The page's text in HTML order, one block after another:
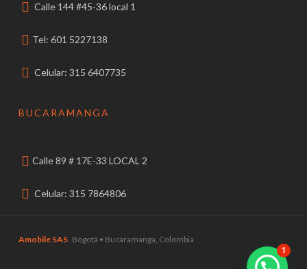
Calle 144 #45-36 local 1
Tel: 601 5227138
Celular: 315 6407735
BUCARAMANGA
Calle 89 # 17E-33 LOCAL 2
Celular: 315 7864806
Amobile SAS Bogotá • Bucaramanga, Colombia
1